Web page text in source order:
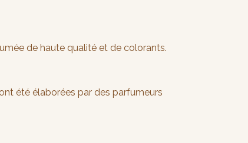
de haute qualité et de colorants.
été élaborées par des parfumeurs